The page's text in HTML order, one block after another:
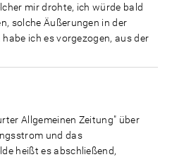
mir drohte, ich würde bald
solche Äußerungen in der
ich es vorgezogen, aus der
Allgemeinen Zeitung" über
und das
heißt es abschließend,